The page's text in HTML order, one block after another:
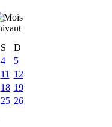
S
D
4
5
11
12
18 19
25 26